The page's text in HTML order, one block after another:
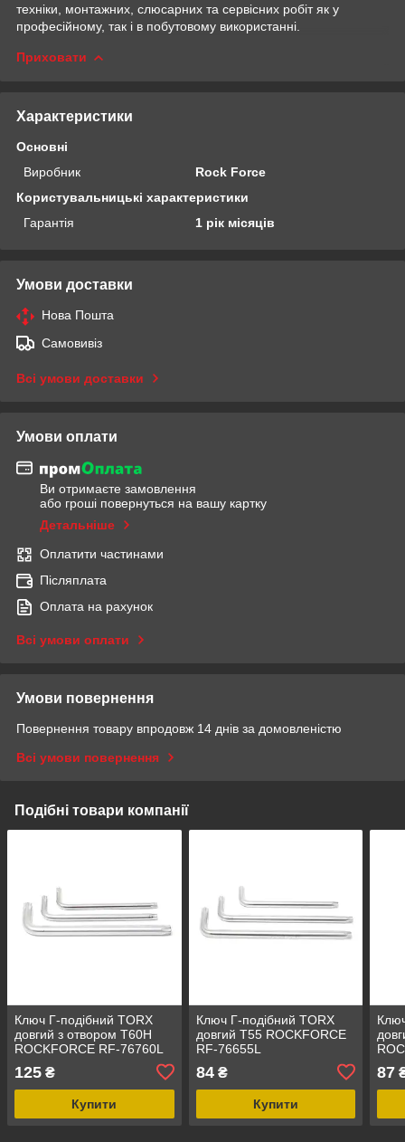
техніки, монтажних, слюсарних та сервісних робіт як у
професійному, так і в побутовому використанні.
Приховати
Характеристики
Основні
Виробник
Rock Force
Користувальницькі характеристики
Гарантія
1 рік місяців
Умови доставки
Нова Пошта
Самовивіз
Всі умови доставки
Умови оплати
Ви отримаєте замовлення
або гроші повернуться на вашу картку
Детальніше
Оплатити частинами
Післяплата
Оплата на рахунок
Всі умови оплати
Умови повернення
Повернення товару впродовж 14 днів за домовленістю
Всі умови повернення
Подібні товари компанії
Ключ Г-подібний TORX
довгий з отвором T60H
ROCKFORCE RF-76760L
125 ₴
Купити
Ключ Г-подібний TORX
довгий T55 ROCKFORCE
RF-76655L
84₴
Купити
87